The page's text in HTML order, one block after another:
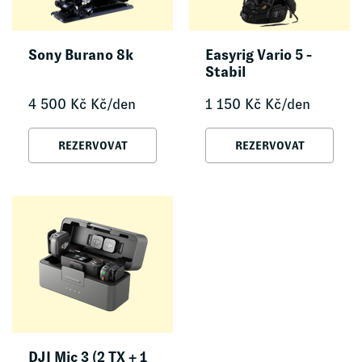
Sony Burano 8k
4 500 Kč Kč/den
REZERVOVAT
Easyrig Vario 5 -
Stabil
1 150 Kč Kč/den
REZERVOVAT
DJI Mic 3 (2 TX + 1